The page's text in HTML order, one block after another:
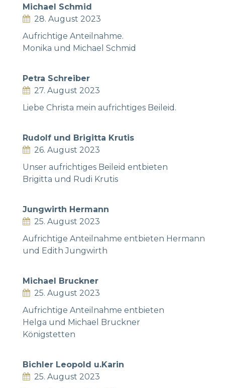
Michael Schmid
28. August 2023
Aufrichtige Anteilnahme.
Monika und Michael Schmid
Petra Schreiber
27. August 2023
Liebe Christa mein aufrichtiges Beileid.
Rudolf und Brigitta Krutis
26. August 2023
Unser aufrichtiges Beileid entbieten
Brigitta und Rudi Krutis
Jungwirth Hermann
25. August 2023
Aufrichtige Anteilnahme entbieten Hermann
und Edith Jungwirth
Michael Bruckner
25. August 2023
Aufrichtige Anteilnahme entbieten
Helga und Michael Bruckner
Königstetten
Bichler Leopold u.Karin
25. August 2023